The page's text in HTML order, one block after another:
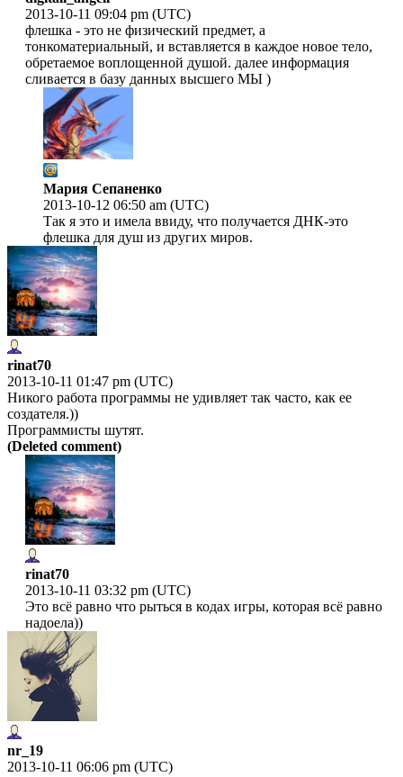
2013-10-11 09:04 pm (UTC)
флешка - это не физический предмет, а
тонкоматериальный, и вставляется в каждое новое тело,
обретаемое воплощенной душой. далее информация
сливается в базу данных высшего МЫ )
Мария Сепаненко
2013-10-12 06:50 am (UTC)
Так я это и имела ввиду, что получается ДНК-это
флешка для душ из других миров.
rinat70
2013-10-11 01:47 pm (UTC)
Никого работа программы не удивляет так часто, как ее
создателя.))
Программисты шутят.
(Deleted comment)
rinat70
2013-10-11 03:32 pm (UTC)
Это всё равно что рыться в кодах игры, которая всё равно
надоела))
nr_19
2013-10-11 06:06 pm (UTC)